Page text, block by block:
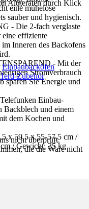
eine mühelose
sauber und hygienisch.
- Die 2-fach verglaste
eine effiziente
Inneren des Backofens
- Mit der
Stromverbrauch
sparen Sie Energie und
Einbau-
Backblech und einem
dem Kochen und
x 59,5 x 55-57,5 cm /
/ Gewicht: 35 kg
Altgeräten durch Klick
Einbaubacköfen
Zubehör
nicht überprüft.
die die Ware nicht